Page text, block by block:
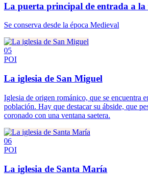
La puerta principal de entrada a la
Se conserva desde la época Medieval
05
POI
La iglesia de San Miguel
Iglesia de origen románico, que se encuentra
población. Hay que destacar su ábside, que
coronado con una ventana saetera.
06
POI
La iglesia de Santa María